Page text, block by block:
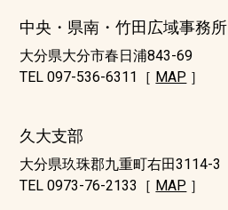
中央・県南・竹田広域事務所
大分県大分市春日浦843-69
TEL 097-536-6311［ MAP ］
久大支部
大分県玖珠郡九重町右田3114-3
TEL 0973-76-2133［ MAP ］